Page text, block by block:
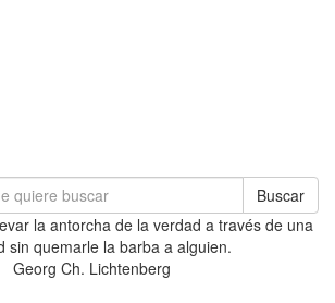
Buscar
la antorcha de la verdad a través de una
sin quemarle la barba a alguien.
Georg Ch. Lichtenberg